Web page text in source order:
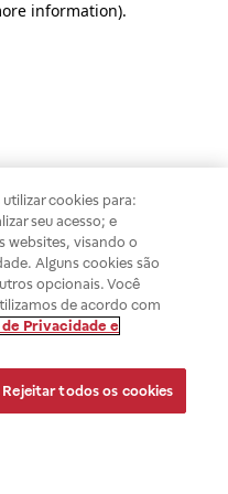
information).
cookies para:
seu acesso; e
websites, visando o
Alguns cookies são
opcionais. Você
de acordo com
Privacidade e
Rejeitar todos os cookies